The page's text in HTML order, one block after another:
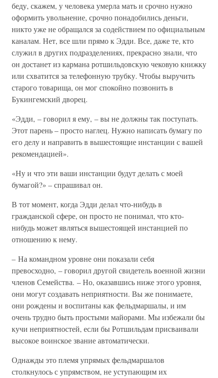
беду, скажем, у человека умерла мать и срочно нужно
оформить увольнение, срочно понадобились деньги,
никто уже не обращался за содействием по официальным
каналам. Нет, все шли прямо к Эдди. Все, даже те, кто
служил в других подразделениях, прекрасно знали, что
он достанет из кармана ротшильдовскую чековую книжку
или схватится за телефонную трубку. Чтобы выручить
старого товарища, он мог спокойно позвонить в
Букингемский дворец.
«Эдди, – говорил я ему, – вы не должны так поступать.
Этот парень – просто наглец. Нужно написать бумагу по
его делу и направить в вышестоящие инстанции с вашей
рекомендацией».
«Ну и что эти ваши инстанции будут делать с моей
бумагой?» – спрашивал он.
В тот момент, когда Эдди делал что-нибудь в
гражданской сфере, он просто не понимал, что кто-
нибудь может являться вышестоящей инстанцией по
отношению к нему.
– На командном уровне они показали себя
превосходно, – говорил другой свидетель военной жизни
членов Семейства. – Но, оказавшись ниже этого уровня,
они могут создавать неприятности. Вы же понимаете,
они рождены и воспитаны как фельдмаршалы, и им
очень трудно быть простыми майорами. Мы избежали бы
кучи неприятностей, если бы Ротшильдам присваивали
высокое воинское звание автоматически.
Однажды это племя упрямых фельдмаршалов
столкнулось с упрямством, не уступающим их